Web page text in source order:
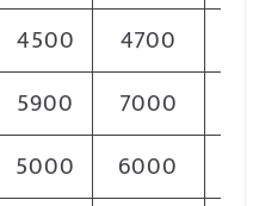
4500 4700
5900 7000
5000 6000